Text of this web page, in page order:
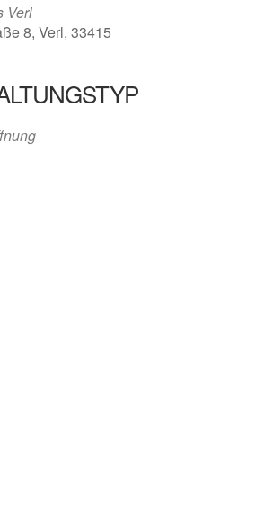
Verl
8, Verl, 33415